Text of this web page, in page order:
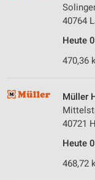
40764
Heute
470,36
Müller
40721
Heute
468,72